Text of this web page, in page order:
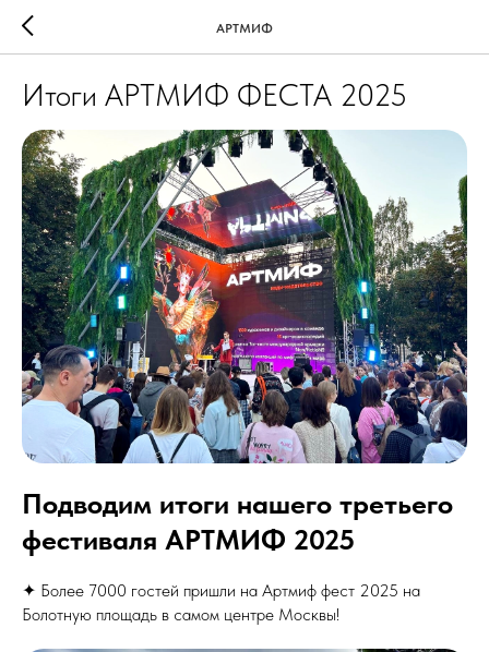
АРТМИФ
Итоги АРТМИФ ФЕСТА 2025
Подводим итоги нашего третьего
фестиваля АРТМИФ 2025
✦ Более 7000 гостей пришли на Артмиф фест 2025 на
Болотную площадь в самом центре Москвы!